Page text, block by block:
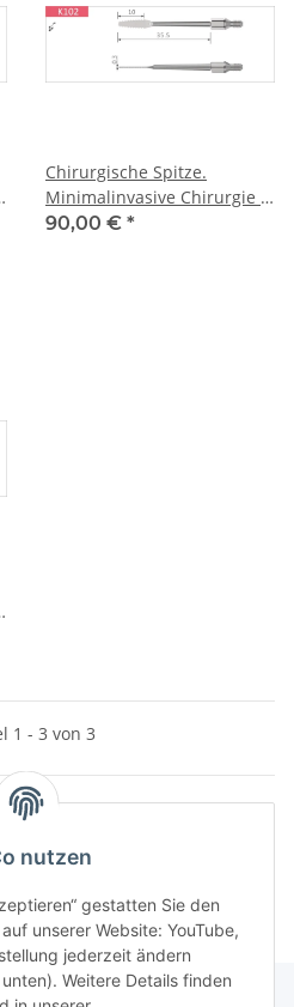
nutzen
gestatten Sie den
unserer Website: YouTube,
jederzeit ändern
Weitere Details finden
Chirurgische Spitze.
Minimalinvasive Chirurgie -
Gerade
90,00 € *
1 - 3 von 3